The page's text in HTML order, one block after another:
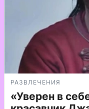
РАЗВЛЕЧЕНИЯ
«Уверен в